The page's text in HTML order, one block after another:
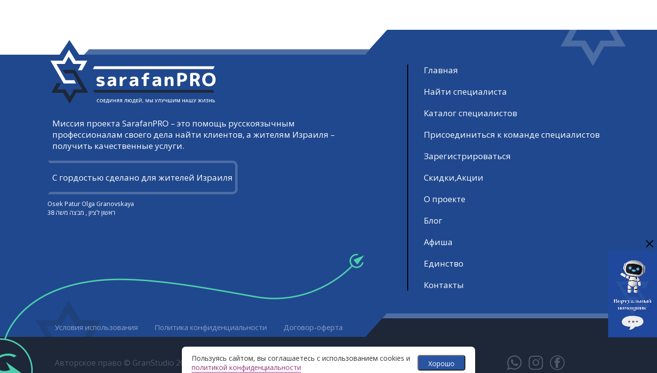
Миссия проекта SarafanPRO – это помощь русскоязычным
профессионалам своего дела найти клиентов, а жителям Израиля –
получить качественные услуги.
С гордостью сделано для жителей Израиля
Osek Patur Olga Granovskaya
ראשון לציון , מבצה משה 38
Главная
Найти специалиста
Каталог специалистов
Присоединиться к команде специалистов
Зарегистрироваться
Скидки,Акции
О проекте
Блог
Афиша
Единство
Контакты
Условия использования Политика конфиденциальности Договор-оферта
Авторское право © GranStudio 2023-2026. Все права защищеныПользуясь сайтом, вы соглашаетесь с использованием cookies и
политикой конфиденциальности
Хорошо